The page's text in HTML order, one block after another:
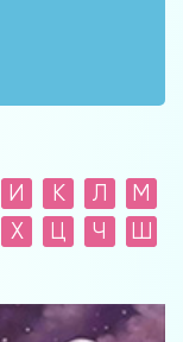
И К Л
М
Х Ц Ч
Ш